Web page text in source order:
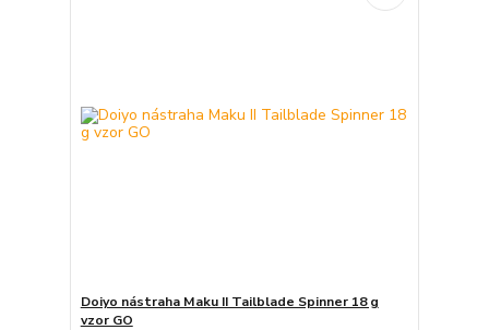
Doiyo nástraha Maku II Tailblade Spinner 18 g
vzor GO